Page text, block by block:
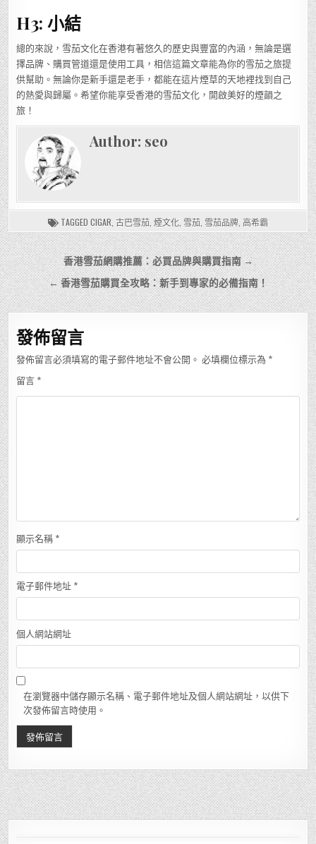
H3: 小結
總的來說，雪茄文化在香港有著悠久的歷史與豐富的內涵，無論是選
擇品牌、購買管道還是使用工具，相信這篇文章能為你的雪茄之旅提
供幫助。無論你是新手還是老手，都能在這片煙草的天地裡找到自己
的熱愛與歸屬。希望你能享受香港的雪茄文化，開啟美好的煙韻之
旅！
Author: seo
TAGGED CIGAR 古巴雪茄 煙文化 雪茄 雪茄品牌 高希霸
文
章
導
覽
香港雪茄網購推薦：必買品牌與購買指南 →
← 香港雪茄購買全攻略：新手到專家的必備指南！
發佈留言
發佈留言必須填寫的電子郵件地址不會公開。 必填欄位標示為 *
留言 *
顯示名稱 *
電子郵件地址 *
個人網站網址
在瀏覽器中儲存顯示名稱、電子郵件地址及個人網站網址，以供下
次發佈留言時使用。